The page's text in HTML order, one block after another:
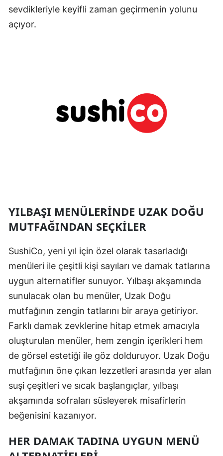
sevdikleriyle keyifli zaman geçirmenin yolunu
açıyor.
YILBAŞI MENÜLERINDE UZAK DOĞU
MUTFAĞINDAN SEÇKILER
SushiCo, yeni yıl için özel olarak tasarladığı
menüleri ile çeşitli kişi sayıları ve damak tatlarına
uygun alternatifler sunuyor. Yılbaşı akşamında
sunulacak olan bu menüler, Uzak Doğu
mutfağının zengin tatlarını bir araya getiriyor.
Farklı damak zevklerine hitap etmek amacıyla
oluşturulan menüler, hem zengin içerikleri hem
de görsel estetiği ile göz dolduruyor. Uzak Doğu
mutfağının öne çıkan lezzetleri arasında yer alan
suşi çeşitleri ve sıcak başlangıçlar, yılbaşı
akşamında sofraları süsleyerek misafirlerin
beğenisini kazanıyor.
HER DAMAK TADINA UYGUN MENÜ